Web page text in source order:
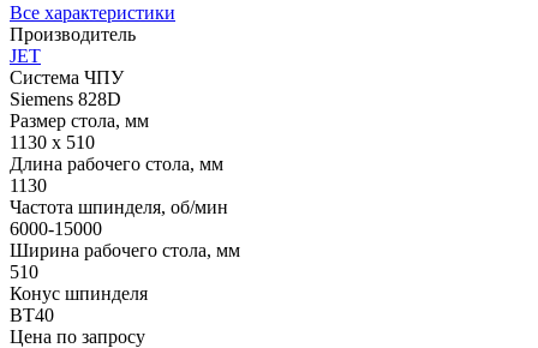
Все характеристики
Производитель
JET
Система ЧПУ
Siemens 828D
Размер стола, мм
1130 х 510
Длина рабочего стола, мм
1130
Частота шпинделя, об/мин
6000-15000
Ширина рабочего стола, мм
510
Конус шпинделя
BT40
Цена по запросу